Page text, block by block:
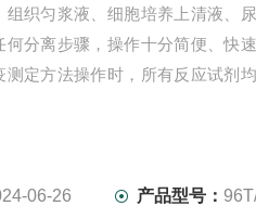
组织匀浆液、细胞培养上清液、
何分离步骤，操作十分简便、快
测定方法操作时，所有反应试剂
06-26 产品型号：